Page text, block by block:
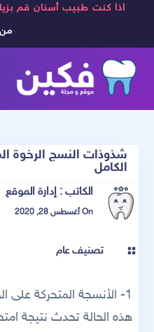
اذا كنت طبيب أسنان قم
شذوذات النسج الرخوة
الكامل
الكاتب :إدارة الموقع
On أغسطس 28, 2020
 تصنيف عام
1- الأنسجة المتحركة على الحافة السنخية
هذه الحالة تحدث نتيجة